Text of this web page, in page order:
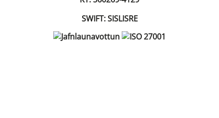
SWIFT: SISLISRE